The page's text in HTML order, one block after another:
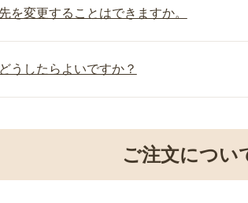
を変更することはできますか。
うしたらよいですか？
ご注文につい